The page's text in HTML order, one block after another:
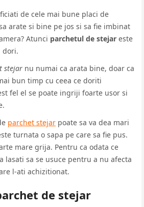
de cele mai bune placi de
arate si bine pe jos si sa fie imbinat
Atunci parchetul de stejar este
dori.
stejar nu numai ca arata bine, doar ca
bun timp cu ceea ce doriti
fel el se poate ingriji foarte usor si
parchet stejar poate sa va dea mari
turnata o sapa pe care sa fie pus.
mare grija. Pentru ca odata ce
lasati sa se usuce pentru a nu afecta
l-ati achizitionat.
de stejar